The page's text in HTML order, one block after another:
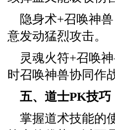
隐身术+召唤神
意发动猛烈攻击。
灵魂火符+召唤
时召唤神兽协同作
五、道士PK技巧
掌握道术技能的